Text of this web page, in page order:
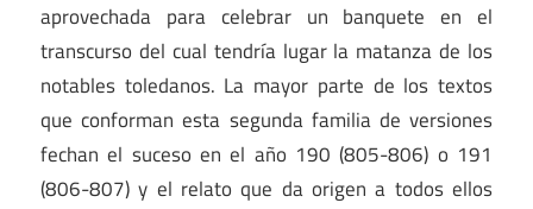
aprovechada para celebrar un banquete en el
transcurso del cual tendría lugar la matanza de los
notables toledanos. La mayor parte de los textos
que conforman esta segunda familia de versiones
fechan el suceso en el año 190 (805-806) o 191
(806-807) y el relato que da origen a todos ellos